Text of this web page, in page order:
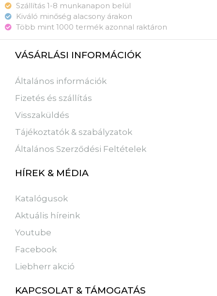
Szállítás 1-8 munkanapon belül
Kiváló minőség alacsony árakon
Több mint 1000 termék azonnal raktáron
VÁSÁRLÁSI INFORMÁCIÓK
Általános információk
Fizetés és szállítás
Visszaküldés
Tájékoztatók & szabályzatok
Általános Szerződési Feltételek
HÍREK & MÉDIA
Katalógusok
Aktuális híreink
Youtube
Facebook
Liebherr akció
KAPCSOLAT & TÁMOGATÁS